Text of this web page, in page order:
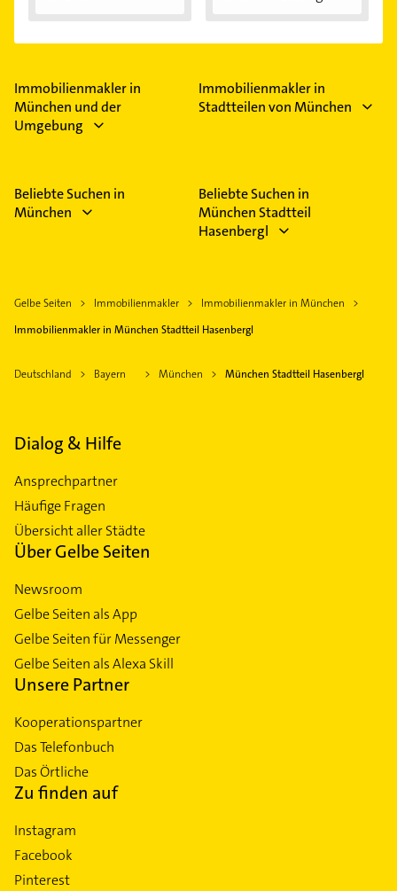
Immobilienmakler in
München und der
Umgebung
Immobilienmakler in
Stadtteilen von München
Beliebte Suchen in
München
Beliebte Suchen in
München Stadtteil
Hasenbergl
Gelbe Seiten Immobilienmakler
Immobilienmakler in München
Immobilienmakler in München Stadtteil Hasenbergl
Deutschland Bayern München München Stadtteil Hasenbergl
Dialog & Hilfe
Ansprechpartner
Häufige Fragen
Übersicht aller Städte
Über Gelbe Seiten
Newsroom
Gelbe Seiten als App
Gelbe Seiten für Messenger
Gelbe Seiten als Alexa Skill
Unsere Partner
Kooperationspartner
Das Telefonbuch
Das Örtliche
Zu finden auf
Instagram
Facebook
Pinterest